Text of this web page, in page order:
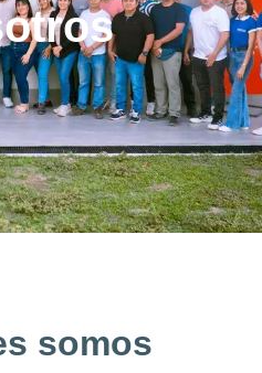
somos